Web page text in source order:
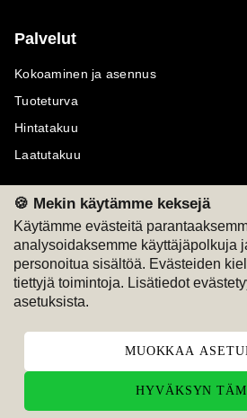
🍪 Mekin käytämme keksejä
Käytämme evästeitä
analysoidaksemme käyttäjäpolkuja
personoitua sisältöä. Evästeiden
tiettyjä toimintoja. Lisätiedot
asetuksista.
MUOKKAA
HYVÄKSYN
Palvelut
Kokoaminen ja asennus
Tuoteturva
Hintatakuu
Laatutakuu
Maksutavat
M